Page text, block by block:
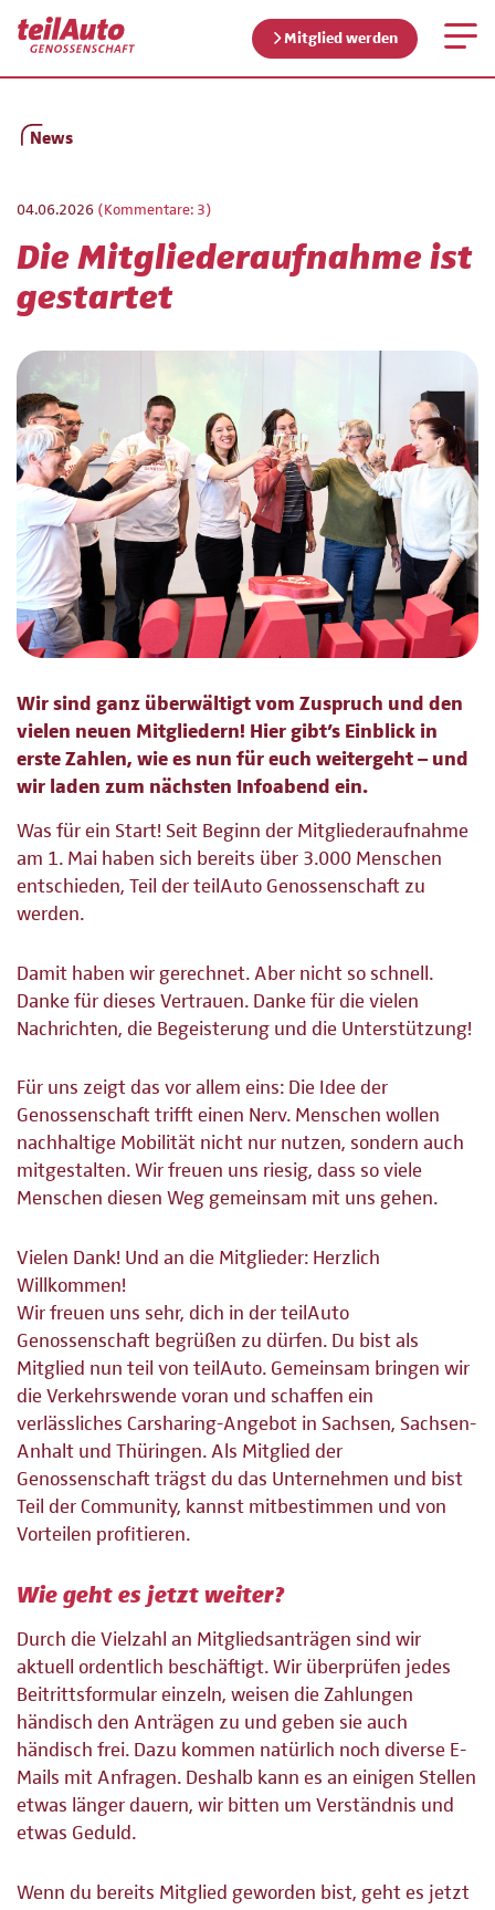
Mitglied werden
News
04.06.2026 (Kommentare: 3)
Die Mitgliederaufnahme ist
gestartet
Wir sind ganz überwältigt vom Zuspruch und den
vielen neuen Mitgliedern! Hier gibt’s Einblick in
erste Zahlen, wie es nun für euch weitergeht – und
wir laden zum nächsten Infoabend ein.
Was für ein Start! Seit Beginn der Mitgliederaufnahme
am 1. Mai haben sich bereits über 3.000 Menschen
entschieden, Teil der teilAuto Genossenschaft zu
werden.
Damit haben wir gerechnet. Aber nicht so schnell.
Danke für dieses Vertrauen. Danke für die vielen
Nachrichten, die Begeisterung und die Unterstützung!
Für uns zeigt das vor allem eins: Die Idee der
Genossenschaft trifft einen Nerv. Menschen wollen
nachhaltige Mobilität nicht nur nutzen, sondern auch
mitgestalten. Wir freuen uns riesig, dass so viele
Menschen diesen Weg gemeinsam mit uns gehen.
Vielen Dank! Und an die Mitglieder: Herzlich
Willkommen!
Wir freuen uns sehr, dich in der teilAuto
Genossenschaft begrüßen zu dürfen. Du bist als
Mitglied nun teil von teilAuto. Gemeinsam bringen wir
die Verkehrswende voran und schaffen ein
verlässliches Carsharing-Angebot in Sachsen, Sachsen-
Anhalt und Thüringen. Als Mitglied der
Genossenschaft trägst du das Unternehmen und bist
Teil der Community, kannst mitbestimmen und von
Vorteilen profitieren.
Wie geht es jetzt weiter?
Durch die Vielzahl an Mitgliedsanträgen sind wir
aktuell ordentlich beschäftigt. Wir überprüfen jedes
Beitrittsformular einzeln, weisen die Zahlungen
händisch den Anträgen zu und geben sie auch
händisch frei. Dazu kommen natürlich noch diverse E-
Mails mit Anfragen. Deshalb kann es an einigen Stellen
etwas länger dauern, wir bitten um Verständnis und
etwas Geduld.
Wenn du bereits Mitglied geworden bist, geht es jetzt